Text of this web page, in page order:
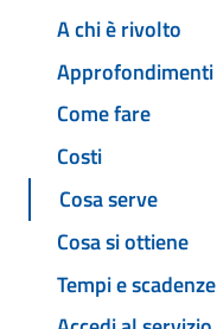
A chi è rivolto
Approfondimenti
Come fare
Costi
Cosa serve
Cosa si ottiene
Tempi e scadenze